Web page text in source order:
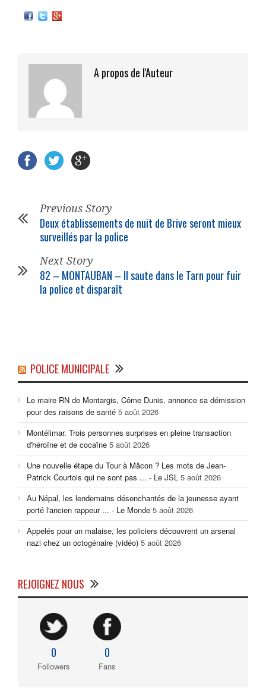
A propos de l'Auteur
Previous Story
Deux établissements de nuit de Brive seront mieux
surveillés par la police
Next Story
82 – MONTAUBAN – Il saute dans le Tarn pour fuir
la police et disparaît
POLICE MUNICIPALE
Le maire RN de Montargis, Côme Dunis, annonce sa démission
pour des raisons de santé 5 août 2026
Montélimar. Trois personnes surprises en pleine transaction
d'héroïne et de cocaïne 5 août 2026
Une nouvelle étape du Tour à Mâcon ? Les mots de Jean-
Patrick Courtois qui ne sont pas ... - Le JSL 5 août 2026
Au Népal, les lendemains désenchantés de la jeunesse ayant
porté l'ancien rappeur ... - Le Monde 5 août 2026
Appelés pour un malaise, les policiers découvrent un arsenal
nazi chez un octogénaire (vidéo) 5 août 2026
REJOIGNEZ NOUS
0
Followers
0
Fans